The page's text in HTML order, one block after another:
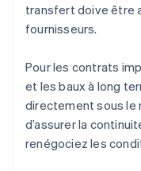
transfert doive être
fournisseurs.
Pour les contrats
et les baux à long
directement sous le
d’assurer la
renégociez les